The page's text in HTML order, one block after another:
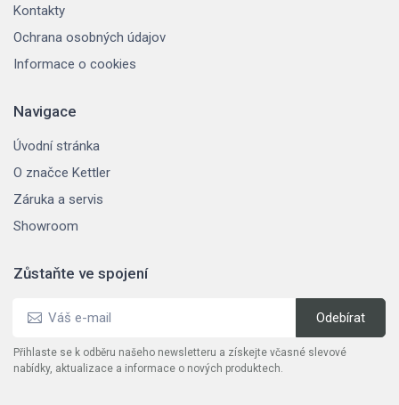
Kontakty
Ochrana osobných údajov
Informace o cookies
Navigace
Úvodní stránka
O značce Kettler
Záruka a servis
Showroom
Zůstaňte ve spojení
Přihlaste se k odběru našeho newsletteru a získejte včasné slevové
nabídky, aktualizace a informace o nových produktech.